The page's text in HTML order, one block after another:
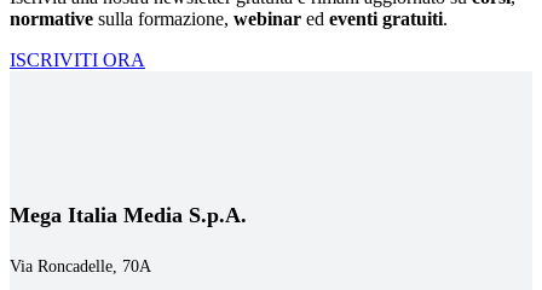
normative sulla formazione, webinar ed eventi gratuiti.
ISCRIVITI ORA
Mega Italia Media S.p.A.
Via Roncadelle, 70A